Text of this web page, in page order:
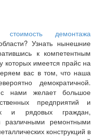
стоимость демонтажа
Узнать нынешние
к компетентным
которых имеется прайс на
вас в том, что наша
демократичной.
с нами желает большое
предприятий и
и рядовых граждан,
различными ремонтными
конструкций в